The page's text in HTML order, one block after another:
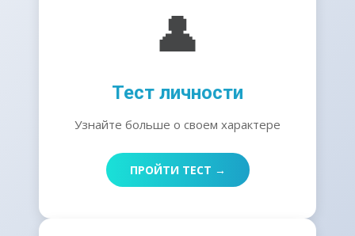
👤
Тест личности
Узнайте больше о своем характере
ПРОЙТИ ТЕСТ →